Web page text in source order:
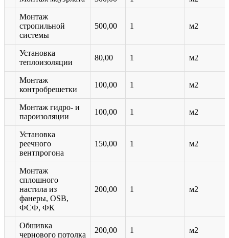
Монтаж
стропильной
системы
500,00 1 м2
Установка
теплоизоляции
80,00 1 м2
Монтаж
контробрешетки
100,00 1 м2
Монтаж гидро- и
пароизоляции
100,00 1 м2
Установка
реечного
вентпрогона
150,00 1 м2
Монтаж
сплошного
настила из
фанеры, OSB,
ФСФ, ФК
200,00 1 м2
Обшивка
чернового потолка
200,00 1 м2